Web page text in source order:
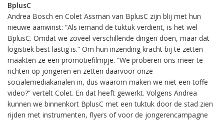
BplusC
Andrea Bosch en Colet Assman van BplusC zijn blij met hun
nieuwe aanwinst: “Als iemand de tuktuk verdient, is het wel
BplusC. Omdat we zoveel verschillende dingen doen, maar dat
logistiek best lastig is.” Om hun inzending kracht bij te zetten
maakten ze een promotiefilmpje. “We proberen ons meer te
richten op jongeren en zetten daarvoor onze
socialemediakanalen in, dus waarom maken we niet een toffe
video?” vertelt Colet. En dat heeft gewerkt. Volgens Andrea
kunnen we binnenkort BplusC met een tuktuk door de stad zien
rijden met instrumenten, flyers of voor de jongerencampagne